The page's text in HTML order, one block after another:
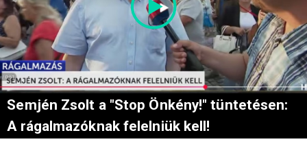
Semjén Zsolt a "Stop Önkény!" tüntetésen:
A rágalmazóknak felelniük kell!